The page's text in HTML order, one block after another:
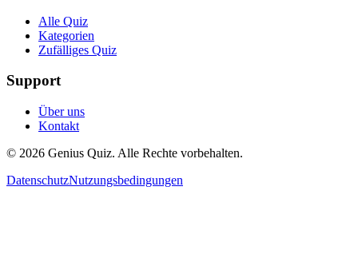
Alle Quiz
Kategorien
Zufälliges Quiz
Support
Über uns
Kontakt
© 2026 Genius Quiz. Alle Rechte vorbehalten.
DatenschutzNutzungsbedingungen